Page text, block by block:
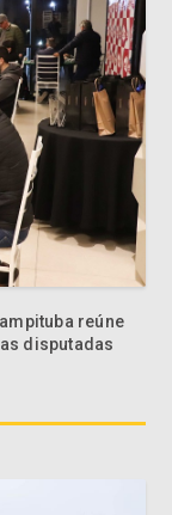
reúne
disputadas